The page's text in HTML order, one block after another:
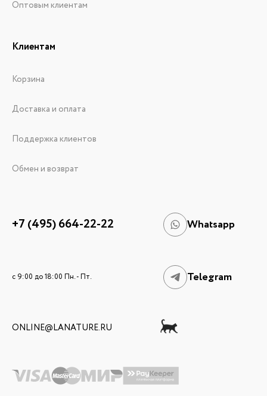
Оптовым клиентам
Клиентам
Корзина
Доставка и оплата
Поддержка клиентов
Обмен и возврат
+7 (495) 664-22-22 Whatsapp
c 9:00 до 18:00 Пн. - Пт. Telegram
ONLINE@LANATURE.RU